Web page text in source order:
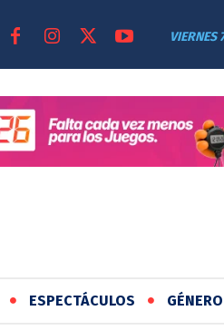
VIERNES
ESPECTÁCULOS GÉNERO